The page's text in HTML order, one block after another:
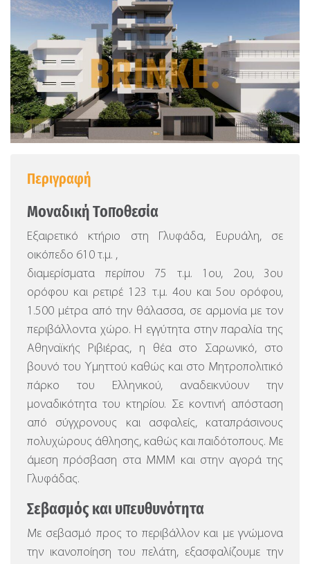
Περιγραφή
Μοναδική Τοποθεσία
Εξαιρετικό κτήριο στη Γλυφάδα, Ευρυάλη, σε
οικόπεδο 610 τ.μ. ,
διαμερίσματα περίπου 75 τ.μ. 1ου, 2ου, 3ου
ορόφου και ρετιρέ 123 τ.μ. 4ου και 5ου ορόφου,
1.500 μέτρα από την θάλασσα, σε αρμονία με τον
περιβάλλοντα χώρο. Η εγγύτητα στην παραλία της
Αθηναϊκής Ριβιέρας, η θέα στο Σαρωνικό, στο
βουνό του Υμηττού καθώς και στο Μητροπολιτικό
πάρκο του Ελληνικού, αναδεικνύουν την
μοναδικότητα του κτηρίου. Σε κοντινή απόσταση
από σύγχρονους και ασφαλείς, καταπράσινους
πολυχώρους άθλησης, καθώς και παιδότοπους. Με
άμεση πρόσβαση στα ΜΜΜ και στην αγορά της
Γλυφάδας.
Σεβασμός και υπευθυνότητα
Με σεβασμό προς το περιβάλλον και με γνώμονα
την ικανοποίηση του πελάτη, εξασφαλίζουμε την